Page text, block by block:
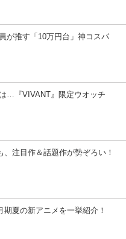
が推す「10万円台」神コスパ
…『VIVANT』限定ウオッチ
、注目作＆話題作が勢ぞろい！
期夏の新アニメを一挙紹介！